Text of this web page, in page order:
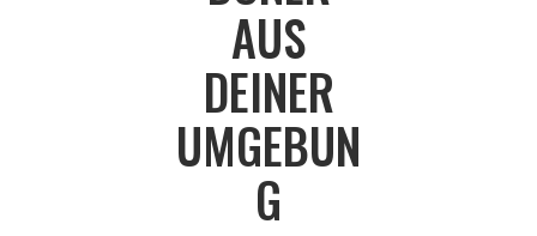
AUS
DEINER
UMGEBUN
G